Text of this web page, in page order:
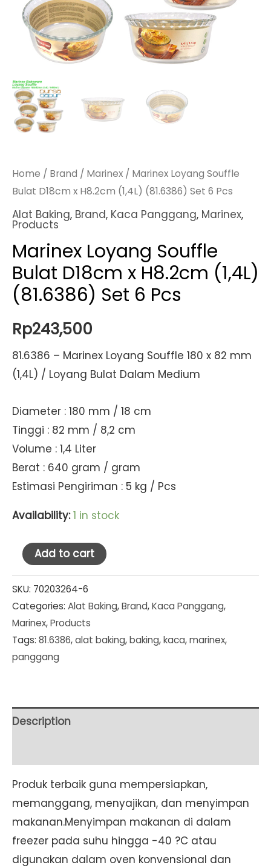
Home / Brand / Marinex / Marinex Loyang Souffle
Bulat D18cm x H8.2cm (1,4L) (81.6386) Set 6 Pcs
Alat Baking, Brand, Kaca Panggang, Marinex,
Products
Marinex Loyang Souffle
Bulat D18cm x H8.2cm (1,4L)
(81.6386) Set 6 Pcs
Rp243,500
81.6386 – Marinex Loyang Souffle 180 x 82 mm
(1,4L) / Loyang Bulat Dalam Medium
Diameter : 180 mm / 18 cm
Tinggi : 82 mm / 8,2 cm
Volume : 1,4 Liter
Berat : 640 gram / gram
Estimasi Pengiriman : 5 kg / Pcs
Availability: 1 in stock
Marinex
Souffle
Bulat
D18cm
x
H8.2cm
Set
quantity
Add to cart
SKU: 70203264-6
Categories: Alat Baking,Brand,Kaca Panggang,
Marinex,Products
Tags: 81.6386,alat baking,baking,kaca,marinex,
panggang
Description
Produk terbaik guna mempersiapkan,
memanggang, menyajikan, dan menyimpan
makanan.Menyimpan makanan di dalam
freezer pada suhu hingga -40 ?C atau
digunakan dalam oven konvensional dan